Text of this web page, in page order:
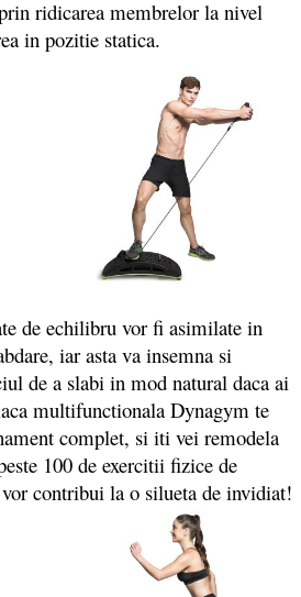
ridicarea membrelor la nivel
in pozitie statica.
echilibru vor fi asimilate in
iar asta va insemna si
de a slabi in mod natural daca ai
multifunctionala Dynagym te
complet, si iti vei remodela
100 de exercitii fizice de
contribui la o silueta de invidiat!